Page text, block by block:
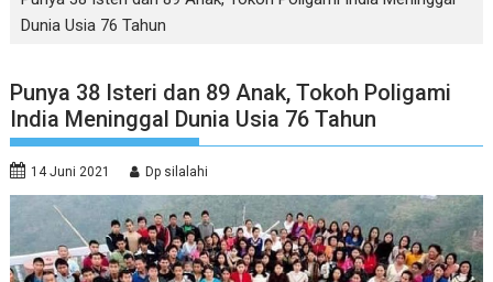
Dunia Usia 76 Tahun
Punya 38 Isteri dan 89 Anak, Tokoh Poligami
India Meninggal Dunia Usia 76 Tahun
14 Juni 2021 Dp silalahi